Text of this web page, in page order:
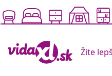
Žite